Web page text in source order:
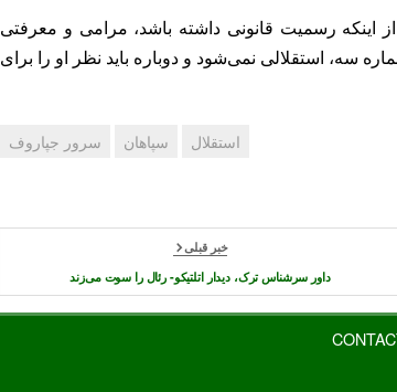
اینکه رسمیت قانونی داشته باشد، مرامی و معرفتی
سه، استقلالی نمی‌شود و دوباره باید نظر او را برای
استقلال سپاهان سرور جپاروف
خبر قبلی
داور سرشناس ترک، دیدار اتلتیکو- رئال را سوت می‌زند